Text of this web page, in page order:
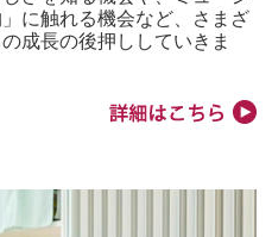
に触れる機会など、さまざ
成長の後押ししていきま